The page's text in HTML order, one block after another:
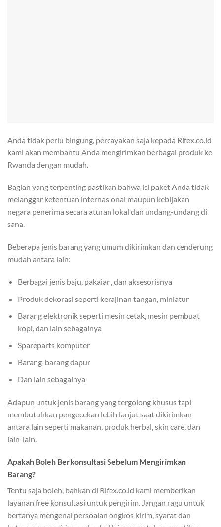
Anda tidak perlu bingung, percayakan saja kepada Rifex.co.id
kami akan membantu Anda mengirimkan berbagai produk ke
Rwanda dengan mudah.
Bagian yang terpenting pastikan bahwa isi paket Anda tidak
melanggar ketentuan internasional maupun kebijakan
negara penerima secara aturan lokal dan undang-undang di
sana.
Beberapa jenis barang yang umum dikirimkan dan cenderung
mudah antara lain:
Berbagai jenis baju, pakaian, dan aksesorisnya
Produk dekorasi seperti kerajinan tangan, miniatur
Barang elektronik seperti mesin cetak, mesin pembuat
kopi, dan lain sebagainya
Spareparts komputer
Barang-barang dapur
Dan lain sebagainya
Adapun untuk jenis barang yang tergolong khusus tapi
membutuhkan pengecekan lebih lanjut saat dikirimkan
antara lain seperti makanan, produk herbal, skin care, dan
lain-lain.
Apakah Boleh Berkonsultasi Sebelum Mengirimkan
Barang?
Tentu saja boleh, bahkan di Rifex.co.id kami memberikan
layanan free konsultasi untuk pengirim. Jangan ragu untuk
bertanya mengenai persoalan ongkos kirim, syarat dan